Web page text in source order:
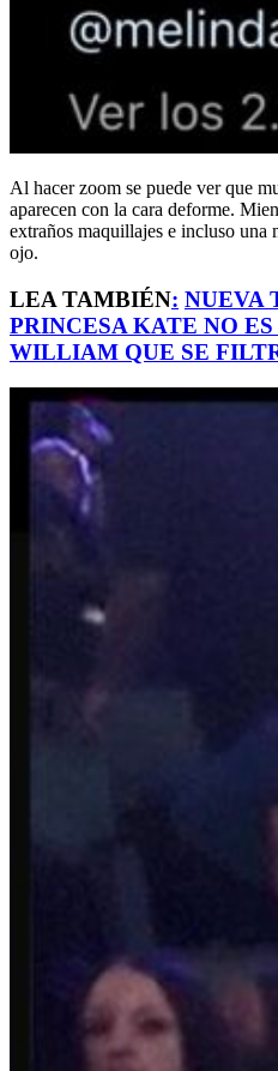
Al hacer zoom se puede ver que
aparecen con la cara deforme.
extraños maquillajes e incluso una
ojo.
LEA TAMBIÉN: NUEVA
PRINCESA KATE NO
WILLIAM QUE SE